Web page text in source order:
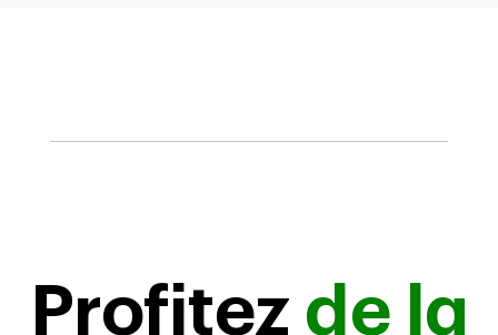
Profitez de la